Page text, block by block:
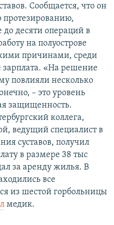
Сообщается, что он
протезированию,
до десяти операций в
на полуострове
причинами, среди
«На решение
повлияли несколько
– это уровень
защищенность.
коллега,
ведущий специалист в
суставов, получил
в размере 38 тыс
за аренду жилья. В
все
из шестой горбольницы
медик.